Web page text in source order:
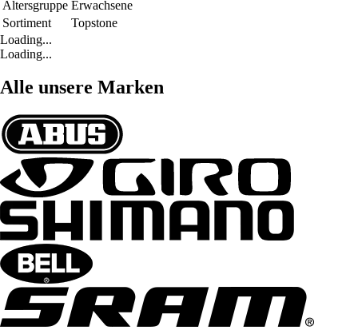
Altersgruppe Erwachsene
Sortiment
Topstone
Loading...
Loading...
Alle unsere Marken